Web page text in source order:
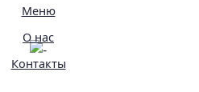
Меню
О нас
Контакты